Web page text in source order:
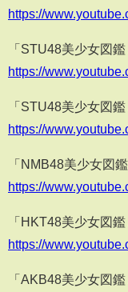
https://
「STU48美少女図鑑
https://
「STU48美少女図鑑
https://
「NMB48美少女図
https://
「HKT48美少女図鑑
https://
「AKB48美少女図鑑